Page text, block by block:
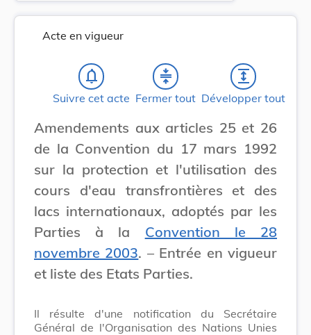
Acte en vigueur
notifications_none
Suivre cet acte
compress
Fermer tout
expand
Développer tout
Amendements aux articles 25 et 26
de la Convention du 17 mars 1992
sur la protection et l'utilisation des
cours d'eau transfrontières et des
lacs internationaux, adoptés par les
Parties à la Convention le 28
novembre 2003. – Entrée en vigueur
et liste des Etats Parties.
Il résulte d'une notification du Secrétaire
Général de l'Organisation des Nations Unies